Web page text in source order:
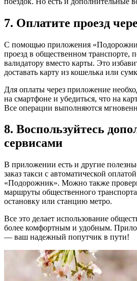
7. Оплатите проезд
С помощью приложения
проезд в общественном транспорте,
валидатору вместо карты. Это
доставать карту из кошелька или
Для оплаты через приложение
на смартфоне и убедиться, что на
Все операции выполняются
8. Воспользуйтесь
сервисами
В приложении есть и другие
заказ такси с автоматической
«Подорожник». Можно также
маршруты общественного
остановку или станцию метро.
Все это делает использование
более комфортным и удобным.
— ваш надежный попутчик в пути!